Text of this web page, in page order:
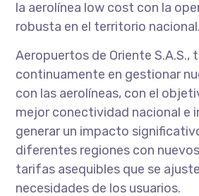
la aerolínea low cost con la
robusta en el territorio nacional.
Aeropuertos de Oriente S.A.S.,
continuamente en gestionar
con las aerolíneas, con el
mejor conectividad nacional e
generar un impacto
diferentes regiones con
tarifas asequibles que se
necesidades de los usuarios.